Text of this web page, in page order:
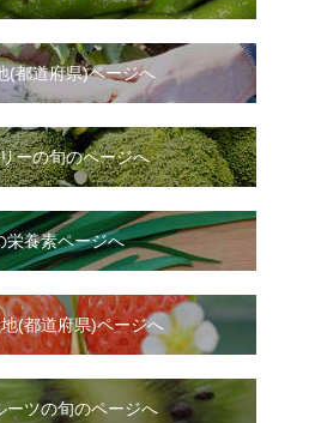
(都道府県)ページへ
ーの旬のページへ
栄養素ページへ
(都道府県)ページへ
ーツの旬のページへ